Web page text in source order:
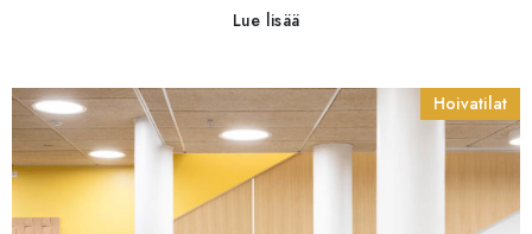
Lue lisää
Hoivatilat